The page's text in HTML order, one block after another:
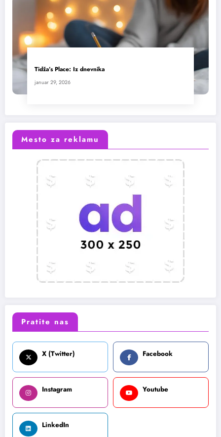
Tidža’s Place: Iz dnevnika
januar 29, 2026
Mesto za reklamu
Pratite nas
X (Twitter) Facebook
Instagram Youtube
LinkedIn